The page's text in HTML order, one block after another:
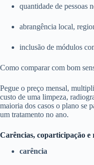
quantidade de pessoas
abrangência local,
inclusão de módulos
Como comparar com bom
Pegue o preço mensal,
custo de uma limpeza,
maioria dos casos o plano se
um tratamento no ano.
Carências, coparticipação e
carência